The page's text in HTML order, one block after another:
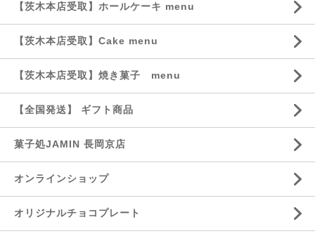
【茨木本店受取】ホールケーキ menu
【茨木本店受取】Cake menu
【茨木本店受取】焼き菓子 menu
【全国発送】 ギフト商品
菓子処JAMIN 長岡京店
オンラインショップ
オリジナルチョコプレート